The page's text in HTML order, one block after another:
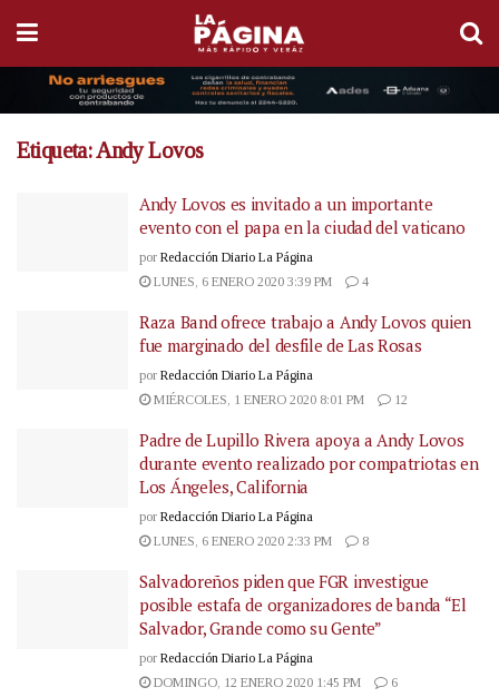
Etiqueta:Andy Lovos
Andy Lovos es invitado a un importante
evento con el papa en la ciudad del vaticano
por Redacción Diario La Página
LUNES, 6 ENERO 2020 3:39 PM
4
Raza Band ofrece trabajo a Andy Lovos quien
fue marginado del desfile de Las Rosas
por Redacción Diario La Página
MIÉRCOLES, 1 ENERO 2020 8:01 PM
12
Padre de Lupillo Rivera apoya a Andy Lovos
durante evento realizado por compatriotas en
Los Ángeles, California
por Redacción Diario La Página
LUNES, 6 ENERO 2020 2:33 PM
8
Salvadoreños piden que FGR investigue
posible estafa de organizadores de banda “El
Salvador, Grande como su Gente”
por Redacción Diario La Página
DOMINGO, 12 ENERO 2020 1:45 PM
6